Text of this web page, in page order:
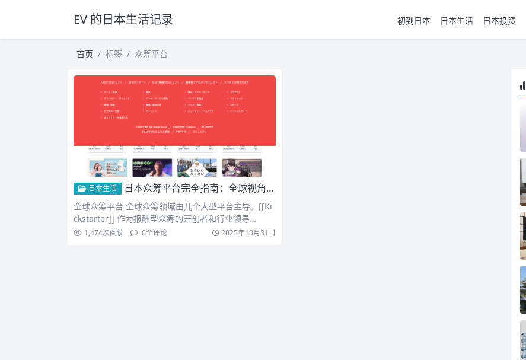
EV 的日本生活记录 初到日本 日本生活 日本投资
首页 标签 众筹平台
日本生活 日本众筹平台完全指南：全球视角下的日本众筹生态
全球众筹平台 全球众筹领域由几个大型平台主导。[[Ki
ckstarter]] 作为报酬型众筹的开创者和行业领导…
1,474次阅读 0个评论 2025年10月31日